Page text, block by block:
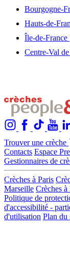
Bourgogne-
Hauts-de-
Île-de-France
Centre-Val
Trouver une crèche
Contacts Espace
Gestionnaires de
Crèches à Paris
Marseille Crèches
Politique de
d'accessibilité -
d'utilisation Plan du